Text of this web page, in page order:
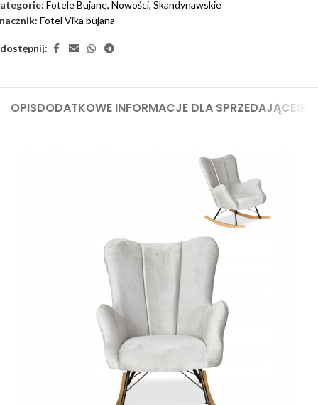
Fotele Bujane, Nowości, Skandynawskie
Fotel Vika bujana
OPISDODATKOWE INFORMACJE DLA SPRZEDAJĄCEGO